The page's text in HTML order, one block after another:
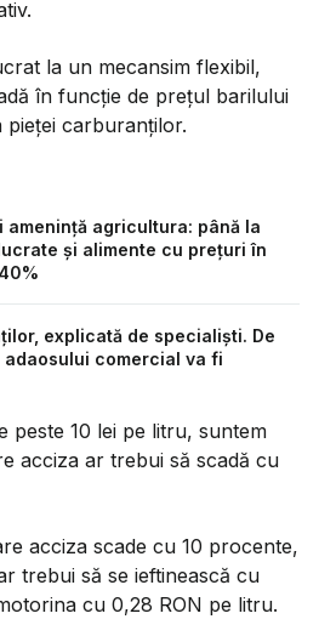
la un mecansim flexibil,
în funcție de prețul barilului
pieței carburanților.
amenință agricultura: până la
și alimente cu prețuri în
explicată de specialiști. De
comercial va fi
peste 10 lei pe litru, suntem
acciza ar trebui să scadă cu
acciza scade cu 10 procente,
trebui să se ieftinească cu
cu 0,28 RON pe litru.